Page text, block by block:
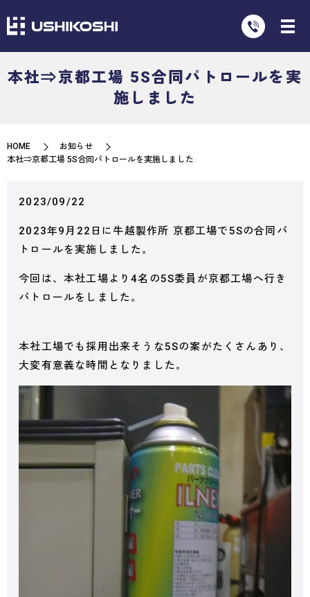
本社⇒京都工場 5S合同パトロールを実
施しました
HOME
お知らせ
本社⇒京都工場 5S合同パトロールを実施しました
2023/09/22
2023年9月22日に牛越製作所 京都工場で5Sの合同パ
トロールを実施しました。
今回は、本社工場より4名の5S委員が京都工場へ行き
パトロールをしました。
本社工場でも採用出来そうな5Sの案がたくさんあり、
大変有意義な時間となりました。